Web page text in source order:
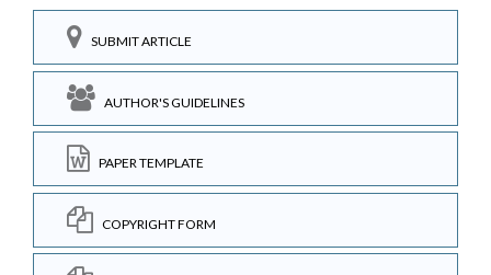
SUBMIT ARTICLE
AUTHOR'S GUIDELINES
PAPER TEMPLATE
COPYRIGHT FORM